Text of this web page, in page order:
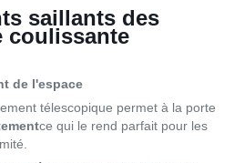
saillants des
coulissante
de l'espace
télescopique permet à la porte
ce qui le rend parfait pour les